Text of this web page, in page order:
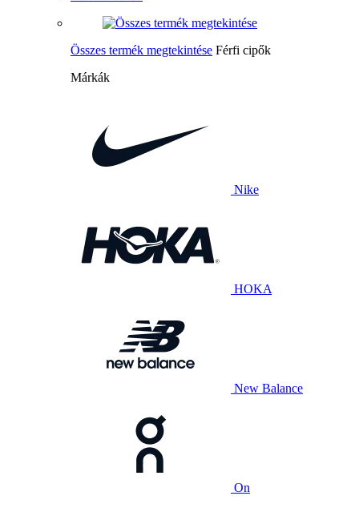
Összes termék megtekintése Férfi cipők
Márkák
Nike
HOKA
New Balance
On